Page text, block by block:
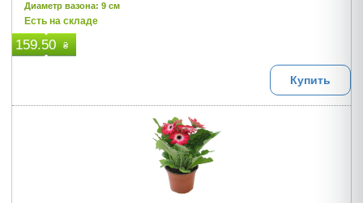
Диаметр вазона: 9 см
Есть на складе
159.50 ₴
Купить